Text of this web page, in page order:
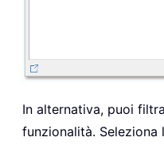
In alternativa, puoi
funzionalità. Seleziona